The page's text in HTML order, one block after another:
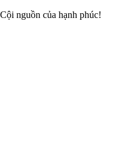
nguồn của hạnh phúc!